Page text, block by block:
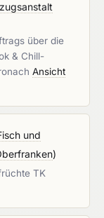
über die
& Chill-
Ansicht
und
)
TK